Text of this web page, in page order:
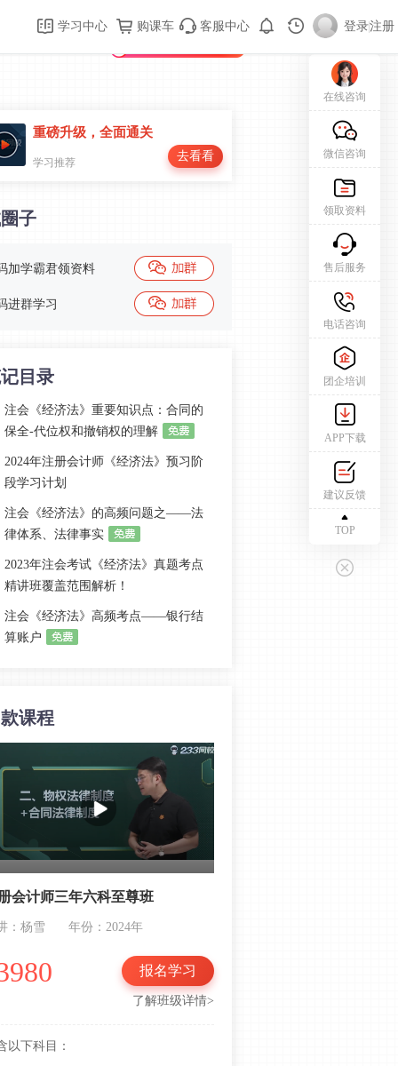
购课车 登录/注册
学习中心 购课车 客服中心 登录|注册
重磅升级，全面通关
学习推荐 去看看
子
加学霸君领资料
进群学习
目录
注会《经济法》重要知识点：合同的
保全-代位权和撤销权的理解
2024年注册会计师《经济法》预习阶
段学习计划
注会《经济法》的高频问题之——法
律体系、法律事实
2023年注会考试《经济法》真题考点
精讲班覆盖范围解析！
注会《经济法》高频考点——银行结
算账户
注会经济法知识点：国家出资企业管
理者
2023年注册会计师《经济法》备考学
习计划
2023年注会《经济法》知识点：反垄
断法易错易混淆点总结
注会经济法知识点：民事法律行为生
效vs无效
2023年注会《经济法》重要知识点：
2023年注会《经济法》重要知识点：
行为分类
款课程
会计师三年六科至尊班
：杨雪 年份：2024年
报名学习
了解班级详情>
以下科目：
在线咨询
微信咨询
领取资料
售后服务
电话咨询
团企培训
APP下载
建议反馈
TOP